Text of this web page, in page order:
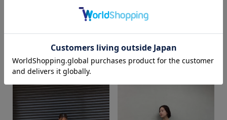
価格
SUPER SHOP 松江店
SUPER SHOP 鳥取店